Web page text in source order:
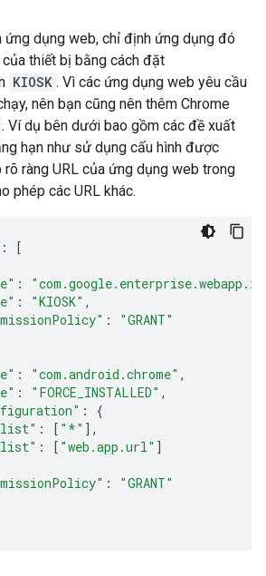
dụng web, chỉ định ứng dụng đó
thiết bị bằng cách đặt
KIOSK . Vì các ứng dụng web yêu cầu
nên bạn cũng nên thêm Chrome
. Ví dụ bên dưới bao gồm các đề xuất
hạn như sử dụng cấu hình được
ràng URL của ứng dụng web trong
phép các URL khác.
:
[
:
: "KIOSK" ,
:
"GRANT"
: "com.android.chrome" ,
: "FORCE_INSTALLED" ,
:
{
: [ "*" ],
: [ "web.app.url" ]
:
"GRANT"